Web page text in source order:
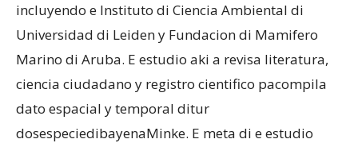
incluyendo e Instituto di Ciencia Ambiental di
Universidad di Leiden y Fundacion di Mamifero
Marino di Aruba. E estudio aki a revisa literatura,
ciencia ciudadano y registro cientifico pacompila
dato espacial y temporal ditur
dosespeciedibayenaMinke. E meta di e estudio